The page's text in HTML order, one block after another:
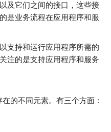
及它们之间的接口，这些接
是业务流程在应用程序和服
支持和运行应用程序所需的
注的是支持应用程序和服务
的不同元素。有三个方面：